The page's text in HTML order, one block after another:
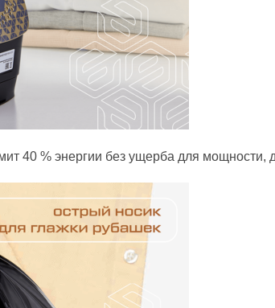
40 % энергии без ущерба для мощности,